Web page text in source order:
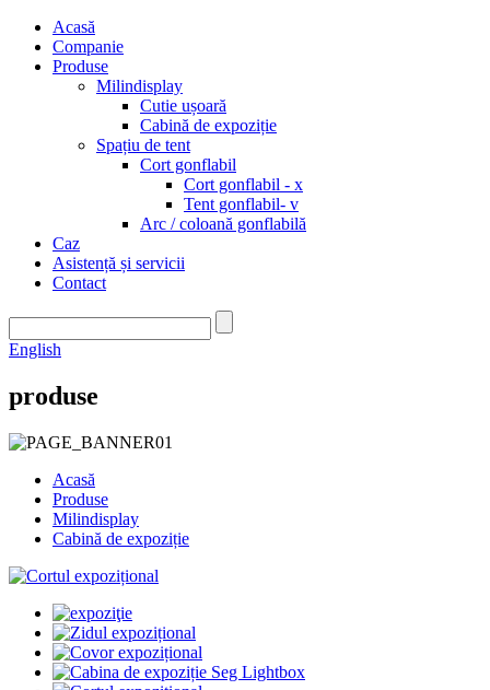
Acasă
Companie
Produse
Milindisplay
Cutie ușoară
Cabină de expoziție
Spațiu de tent
Cort gonflabil
Cort gonflabil - x
Tent gonflabil- v
Arc / coloană gonflabilă
Caz
Asistență și servicii
Contact
English
produse
Acasă
Produse
Milindisplay
Cabină de expoziție